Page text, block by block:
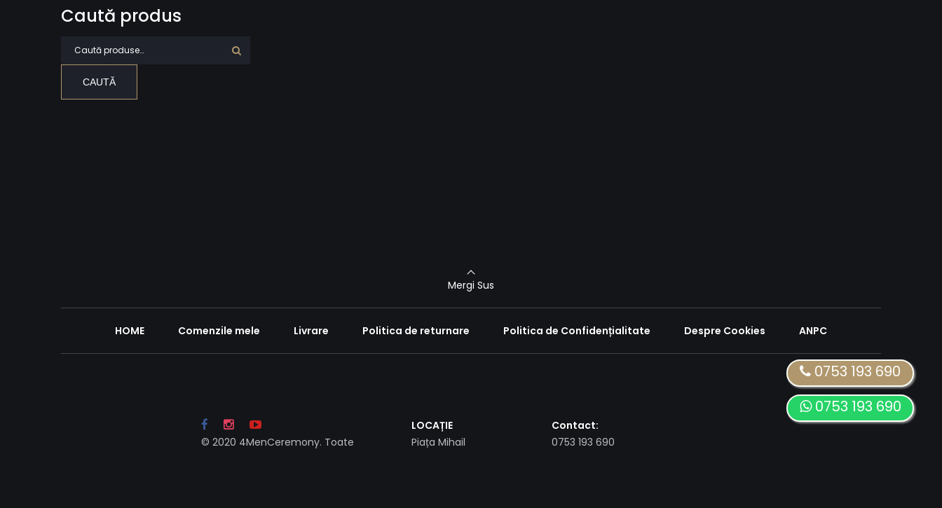
Caută produs
Caută după:
CAUTĂ
Mergi Sus
HOME Comenzile mele Livrare Politica de returnare Politica de Confidențialitate Despre Cookies ANPC
0753 193 690
0753 193 690
© 2020 4MenCeremony. Toate
LOCAȚIE
Piața Mihail
Contact:
0753 193 690